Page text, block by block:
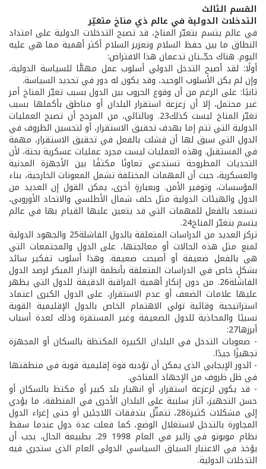
القسم الثالث
التدخلات الدولية في عالم ذي مناخ متغيّر
في عالم يتسم بتغيّر المناخ، قد تصبح التدخلات الدولية على امتداد
النطاق ما بين حفظ السلام وتعزيز السلام أكثر أهمية مما هي عليه
اليوم. هناك حجّــتان تدعمان هذا الافتراض:
أولًا: لقد أصبح التدخل الدولي أسلوب عمل مهمًّا للسياسة الدولية،
وإن لم يكن الأسلوب الوحيد، وقد يكون له دور في تحديد السياسة.
ثانيًا: على الرغم من أن وقوع الحروب بين الدول بسبب تغيّر المناخ أمر
غير محتمل، إلا أن زعزعة استقرار البلدان أو مناطق بأكملها بسبب
تغيّر المناخ ليست كذلك23. وبالتالي، من المرجح أن تصبح العمليات
الدولية التي تتم إما بهدف تحقيق الاستقرار، أو لتحسين الظروف في
الدول التي سبق لها أن فشلت بالفعل في تحقيق الاستقرار، مهمة
في المستقبل. وهذه العمليات ليست مجرد عمليات عسكرية بحتة، لأن
التحديات المطروحة تستدعي تعاونًا مكثفًا بين الأجهزة المدنية
والعسكرية، حيث أن المهمات المختلفة تشمل المعونات الخارجية، بناء
المؤسسات، وتوفير الأمن. وبعبارةٍ أخرى، يمكن القول إن العديد من
الدول والهيئات الدولية مثل حلف شمال الأطلسي والاتحاد الأوروبي،
تستعد بالفعل للمهمات التي قد يتعين عليها القيام بها في عالم
يتسم بتغيّر المناخ24.
تركز العديد من الدراسات المتعلقة بالدول الفاشلة25 والجهود الدولية
لمنع مثل هذه الحالات أو معالجتها، على الدول والمجتمعات التي
هي بالفعل ضعيفة أو أصبحت ضعيفة. وهذا أسلوب تفكير سائد
بشكلٍ خاص في الدراسات المتعلقة بأنظمة الإنذار المبكر لرصد الدول
الفاشلة26. من دون إنكار أهمية المراقبة الدقيقة للدول التي يظهر
عليها علامات الضعف أو عدم الاستقرار، على الدول الكبرى اعتماد
استراتيجية وقائية تولي الاهتمام الخاص بالدول الإقليمية القوية
نسبيًا والمحاذية للدول الضعيفة وغير المستقرة وذلك لعدة أسباب
أبرزها27:
- صعوبات التدخل في البلدان الكبيرة المكتظة بالسكان أو المجهزة
تجهيزًا جيدًا.
- الدور الإيجابي الذي يمكن أن تؤديه قوة إقليمية قوية في منطقتها
في ظل ظروف من الإجهاد المناخي.
- قد يكون لزعزعة استقرار، أو انهيار بلد كبير أو مكتظ بالسكان أو
حسن التجهيز، آثار سلبية على البلدان الأخرى في المنطقة، ما يؤدي
إلى مشكلات كثيرة28، تتمثّل بتدفقات اللاجئين أو حتى إغراء الدول
المجاورة بالتدخل لاستغلال الوضع، كما فعلت عدة دول عندما سقط
نظام موبوتو في زائير في العام 1998 29. بطبيعة الحال، يجب أن
يؤخذ في الاعتبار السياق السياسي الدولي العام الذي ستجري فيه
التدخلات الدولية.